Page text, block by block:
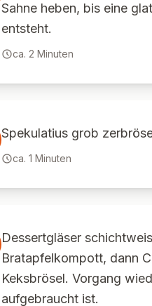
Sahne heben, bis eine
entsteht.
ca. 2 Minuten
Spekulatius grob
ca. 1 Minuten
Dessertgläser
Bratapfelkompott, dann
Keksbrösel. Vorgang
aufgebraucht ist.